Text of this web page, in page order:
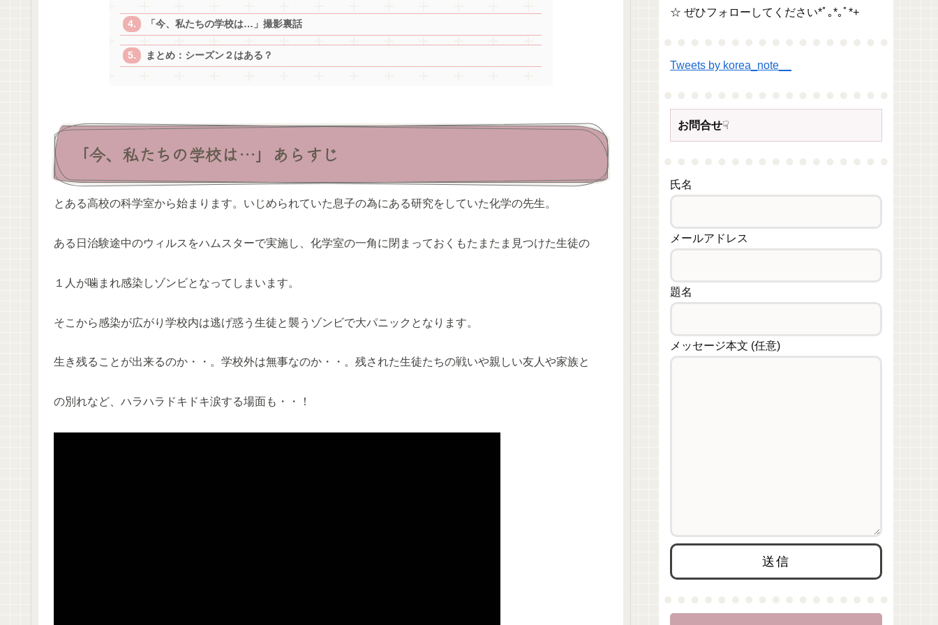
「今、私たちの学校は…」撮影裏話
まとめ：シーズン２はある？
「今、私たちの学校は…」あらすじ
とある高校の科学室から始まります。いじめられていた息子の為にある研究をしていた化学の先生。
ある日治験途中のウィルスをハムスターで実施し、化学室の一角に閉まっておくもたまたま見つけた生徒の
１人が噛まれ感染しゾンビとなってしまいます。
そこから感染が広がり学校内は逃げ惑う生徒と襲うゾンビで大パニックとなります。
生き残ることが出来るのか・・。学校外は無事なのか・・。残された生徒たちの戦いや親しい友人や家族と
の別れなど、ハラハラドキドキ涙する場面も・・！
☆ ぜひフォローしてください*ﾟ｡*｡ﾟ*+
Tweets by korea_note__
お問合せ☟
氏名
メールアドレス
題名
メッセージ本文 (任意)